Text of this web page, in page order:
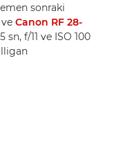
sonraki
ve Canon RF 28-
sn, f/11 ve ISO 100